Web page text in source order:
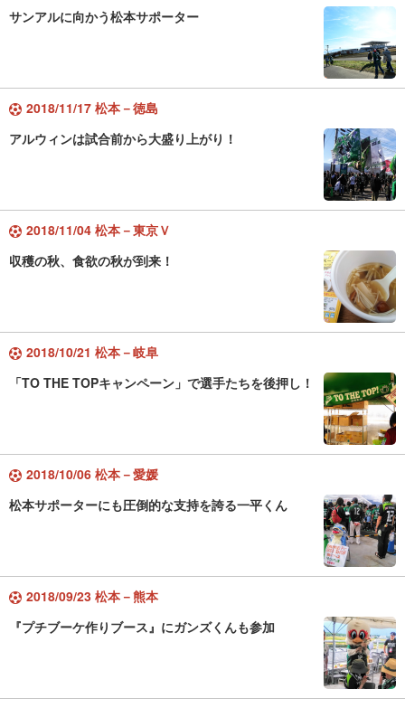
サンアルに向かう松本サポーター
2018/11/17 松本－徳島
アルウィンは試合前から大盛り上がり！
2018/11/04 松本－東京Ｖ
収穫の秋、食欲の秋が到来！
2018/10/21 松本－岐阜
「TO THE TOPキャンペーン」で選手たちを後押し！
2018/10/06 松本－愛媛
松本サポーターにも圧倒的な支持を誇る一平くん
2018/09/23 松本－熊本
『プチブーケ作りブース』にガンズくんも参加